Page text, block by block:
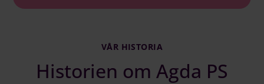
VÅR HISTORIA
Historien om Agda PS